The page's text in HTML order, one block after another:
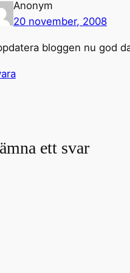
Anonym
20 november, 2008
bloggen nu god
ett svar